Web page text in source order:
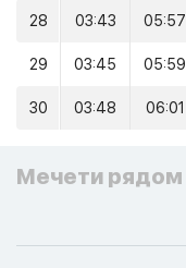
28 03:43 05:57
29 03:45 05:59
30 03:48 06:01
Мечети рядом